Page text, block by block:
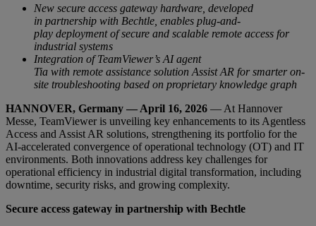
New secure access gateway hardware, developed
in partnership with Bechtle, enables plug-and-
play deployment of secure and scalable remote access for
industrial systems
Integration of TeamViewer’s AI agent
Tia with remote assistance solution Assist AR for smarter on-
site troubleshooting based on proprietary knowledge graph
HANNOVER, Germany — April 16, 2026 — At Hannover
Messe, TeamViewer is unveiling key enhancements to its Agentless
Access and Assist AR solutions, strengthening its portfolio for the
AI-accelerated convergence of operational technology (OT) and IT
environments. Both innovations address key challenges for
operational efficiency in industrial digital transformation, including
downtime, security risks, and growing complexity.
Secure access gateway in partnership with Bechtle